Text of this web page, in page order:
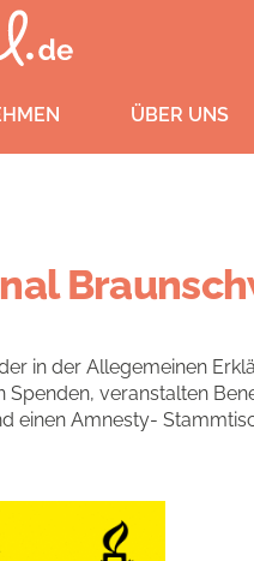
ÜBER UNS
in der Allegemeinen
veranstalten
einen Amnesty-